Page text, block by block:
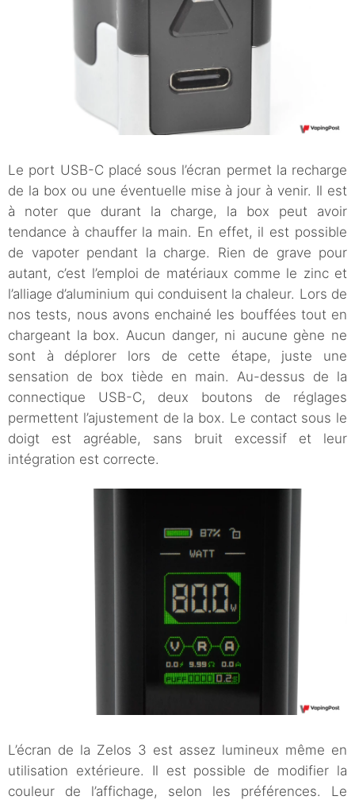
Le port USB-C placé sous l’écran permet la recharge
de la box ou une éventuelle mise à jour à venir. Il est
à noter que durant la charge, la box peut avoir
tendance à chauffer la main. En effet, il est possible
de vapoter pendant la charge. Rien de grave pour
autant, c’est l’emploi de matériaux comme le zinc et
l’alliage d’aluminium qui conduisent la chaleur. Lors de
nos tests, nous avons enchainé les bouffées tout en
chargeant la box. Aucun danger, ni aucune gène ne
sont à déplorer lors de cette étape, juste une
sensation de box tiède en main. Au-dessus de la
connectique USB-C, deux boutons de réglages
permettent l’ajustement de la box. Le contact sous le
doigt est agréable, sans bruit excessif et leur
intégration est correcte.
L’écran de la Zelos 3 est assez lumineux même en
utilisation extérieure. Il est possible de modifier la
couleur de l’affichage, selon les préférences. Le